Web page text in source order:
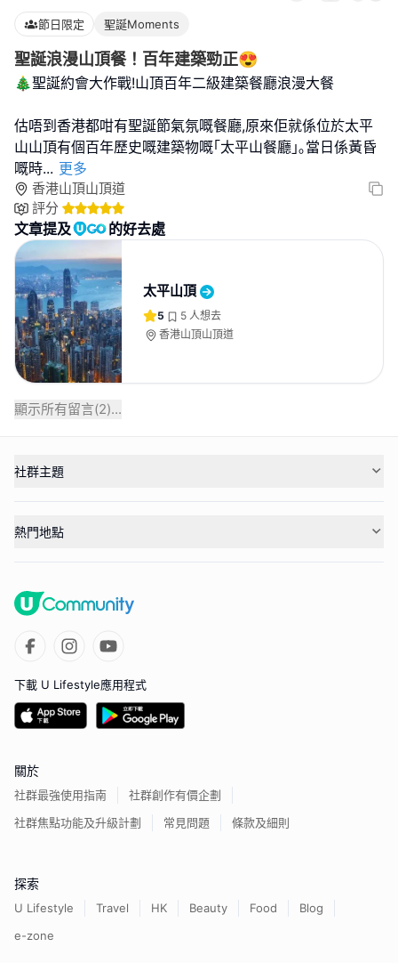
節日限定 聖誕Moments
聖誕浪漫山頂餐！百年建築勁正😍
🎄聖誕約會大作戰!山頂百年二級建築餐廳浪漫大餐
估唔到香港都咁有聖誕節氣氛嘅餐廳,原來佢就係位於太平
山山頂有個百年歷史嘅建築物嘅｢太平山餐廳｣｡當日係黃昏
嘅時... 更多
香港山頂山頂道
評分
文章提及 的好去處
太平山頂
5 5 人想去
香港山頂山頂道
顯示所有留言(2)...
社群主題
熱門地點
下載 U Lifestyle應用程式
關於
社群最強使用指南
社群創作有價企劃
社群焦點功能及升級計劃
常見問題 條款及細則
探索
U Lifestyle Travel HK Beauty Food
Blog
e-zone